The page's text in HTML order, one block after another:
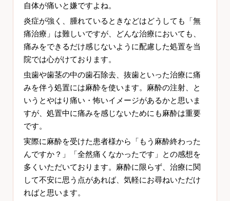
自体が痛いと嫌ですよね。
炎症が強く、腫れているときなどはどうしても「無
痛治療」は難しいですが、どんな治療においても、
痛みをできるだけ感じないように配慮した処置を当
院では心がけております。
虫歯や歯茎の中の歯石除去、抜歯といった治療に痛
みを伴う処置には麻酔を使います。麻酔の注射、と
いうとやはり痛い・怖いイメージがあるかと思いま
すが、処置中に痛みを感じないためにも麻酔は重要
です。
実際に麻酔を受けた患者様から「もう麻酔終わった
んですか？」「全然痛くなかったです」との感想を
多くいただいております。麻酔に限らず、治療に関
して不安に思う点があれば、気軽にお尋ねいただけ
ればと思います。